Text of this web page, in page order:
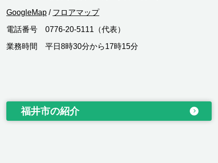
GoogleMap / フロアマップ
電話番号 0776-20-5111（代表）
業務時間 平日8時30分から17時15分
福井市の紹介